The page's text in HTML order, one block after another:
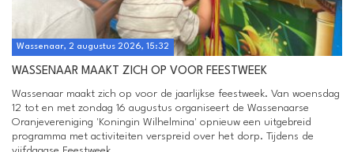
Wassenaar, 2 augustus 2026, 15:32
WASSENAAR MAAKT ZICH OP VOOR FEESTWEEK
Wassenaar maakt zich op voor de jaarlijkse feestweek. Van woensdag
12 tot en met zondag 16 augustus organiseert de Wassenaarse
Oranjevereniging 'Koningin Wilhelmina' opnieuw een uitgebreid
programma met activiteiten verspreid over het dorp. Tijdens de